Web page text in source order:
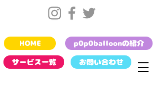
お問い合わせ
HOME
サービス一覧
p0p0balloonの紹介